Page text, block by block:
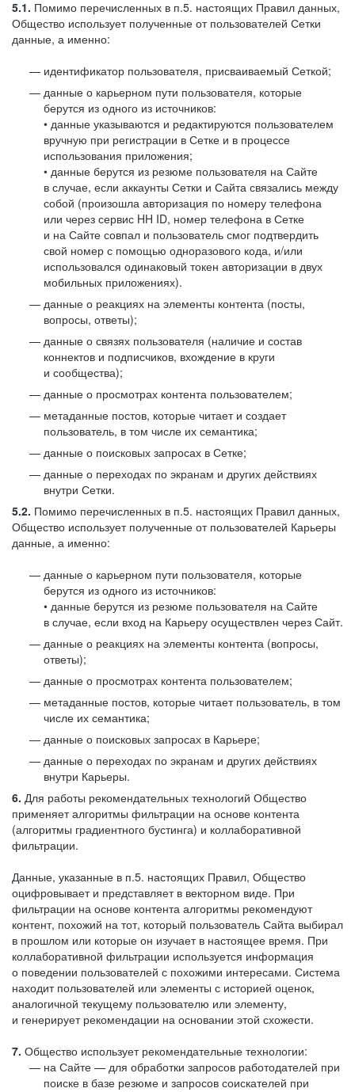
5.1. Помимо перечисленных в п.5. настоящих Правил данных,
Общество использует полученные от пользователей Сетки
данные, а именно:
идентификатор пользователя, присваиваемый Сеткой;
данные о карьерном пути пользователя, которые
берутся из одного из источников:
• данные указываются и редактируются пользователем
вручную при регистрации в Сетке и в процессе
использования приложения;
• данные берутся из резюме пользователя на Сайте
в случае, если аккаунты Сетки и Сайта связались между
собой (произошла авторизация по номеру телефона
или через сервис HH ID, номер телефона в Сетке
и на Сайте совпал и пользователь смог подтвердить
свой номер с помощью одноразового кода, и/или
использовался одинаковый токен авторизации в двух
мобильных приложениях).
данные о реакциях на элементы контента (посты,
вопросы, ответы);
данные о связях пользователя (наличие и состав
коннектов и подписчиков, вхождение в круги
и сообщества);
данные о просмотрах контента пользователем;
метаданные постов, которые читает и создает
пользователь, в том числе их семантика;
данные о поисковых запросах в Сетке;
данные о переходах по экранам и других действиях
внутри Сетки.
5.2. Помимо перечисленных в п.5. настоящих Правил данных,
Общество использует полученные от пользователей Карьеры
данные, а именно:
данные о карьерном пути пользователя, которые
берутся из одного из источников:
• данные берутся из резюме пользователя на Сайте
в случае, если вход на Карьеру осуществлен через Сайт.
данные о реакциях на элементы контента (вопросы,
ответы);
данные о просмотрах контента пользователем;
метаданные постов, которые читает пользователь, в том
числе их семантика;
данные о поисковых запросах в Карьере;
данные о переходах по экранам и других действиях
внутри Карьеры.
6. Для работы рекомендательных технологий Общество
применяет алгоритмы фильтрации на основе контента
(алгоритмы градиентного бустинга) и коллаборативной
фильтрации.
Данные, указанные в п.5. настоящих Правил, Общество
оцифровывает и представляет в векторном виде. При
фильтрации на основе контента алгоритмы рекомендуют
контент, похожий на тот, который пользователь Сайта выбирал
в прошлом или которые он изучает в настоящее время. При
коллаборативной фильтрации используется информация
о поведении пользователей с похожими интересами. Система
находит пользователей или элементы с историей оценок,
аналогичной текущему пользователю или элементу,
и генерирует рекомендации на основании этой схожести.
7. Общество использует рекомендательные технологии:
на Сайте — для обработки запросов работодателей при
поиске в базе резюме и запросов соискателей при